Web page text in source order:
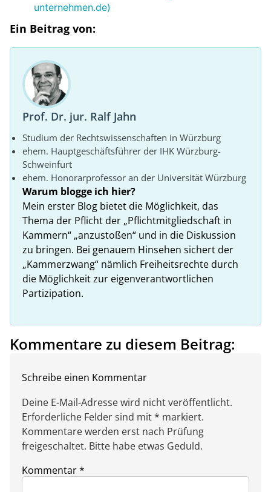
unternehmen.de)
Ein Beitrag von:
Prof. Dr. jur. Ralf Jahn
Studium der Rechtswissenschaften in Würzburg
ehem. Hauptgeschäftsführer der IHK Würzburg-
Schweinfurt
ehem. Honorarprofessor an der Universität Würzburg
Warum blogge ich hier?
Mein erster Blog bietet die Möglichkeit, das
Thema der Pflicht der „Pflichtmitgliedschaft in
Kammern“ „anzustoßen“ und in die Diskussion
zu bringen. Bei genauem Hinsehen sichert der
„Kammerzwang“ nämlich Freiheitsrechte durch
die Möglichkeit zur eigenverantwortlichen
Partizipation.
Kommentare zu diesem Beitrag:
Schreibe einen Kommentar
Deine E-Mail-Adresse wird nicht veröffentlicht.
Erforderliche Felder sind mit * markiert.
Kommentare werden erst nach Prüfung
freigeschaltet. Bitte habe etwas Geduld.
Kommentar*